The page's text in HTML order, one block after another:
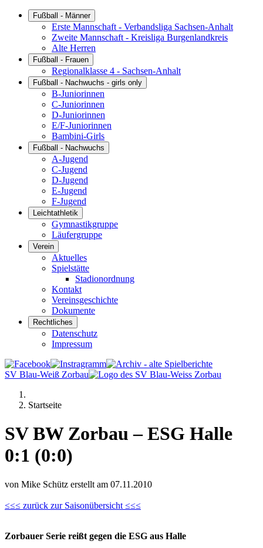
Fußball - Männer
Erste Mannschaft - Verbandsliga Sachsen-Anhalt
Zweite Mannschaft - Kreisliga Burgenlandkreis
Alte Herren
Fußball - Frauen
Regionalklasse 4 - Sachsen-Anhalt
Fußball - Nachwuchs - girls only
B-Juniorinnen
C-Juniorinnen
D-Juniorinnen
E/F-Juniorinnen
Bambini-Girls
Fußball - Nachwuchs
A-Jugend
C-Jugend
D-Jugend
E-Jugend
F-Jugend
Leichtathletik
Gymnastikgruppe
Läufergruppe
Verein
Aktuelles
Spielstätte
Stadionordnung
Kontakt
Vereinsgeschichte
Dokumente
Rechtliches
Datenschutz
Impressum
SV Blau-Weiß Zorbau
Startseite
SV BW Zorbau – ESG Halle
0:1 (0:0)
von Mike Schütz erstellt am 07.11.2010
≤≤≤ zurück zur Saisonübersicht ≤≤≤
Zorbauer Serie reißt gegen die ESG aus Halle